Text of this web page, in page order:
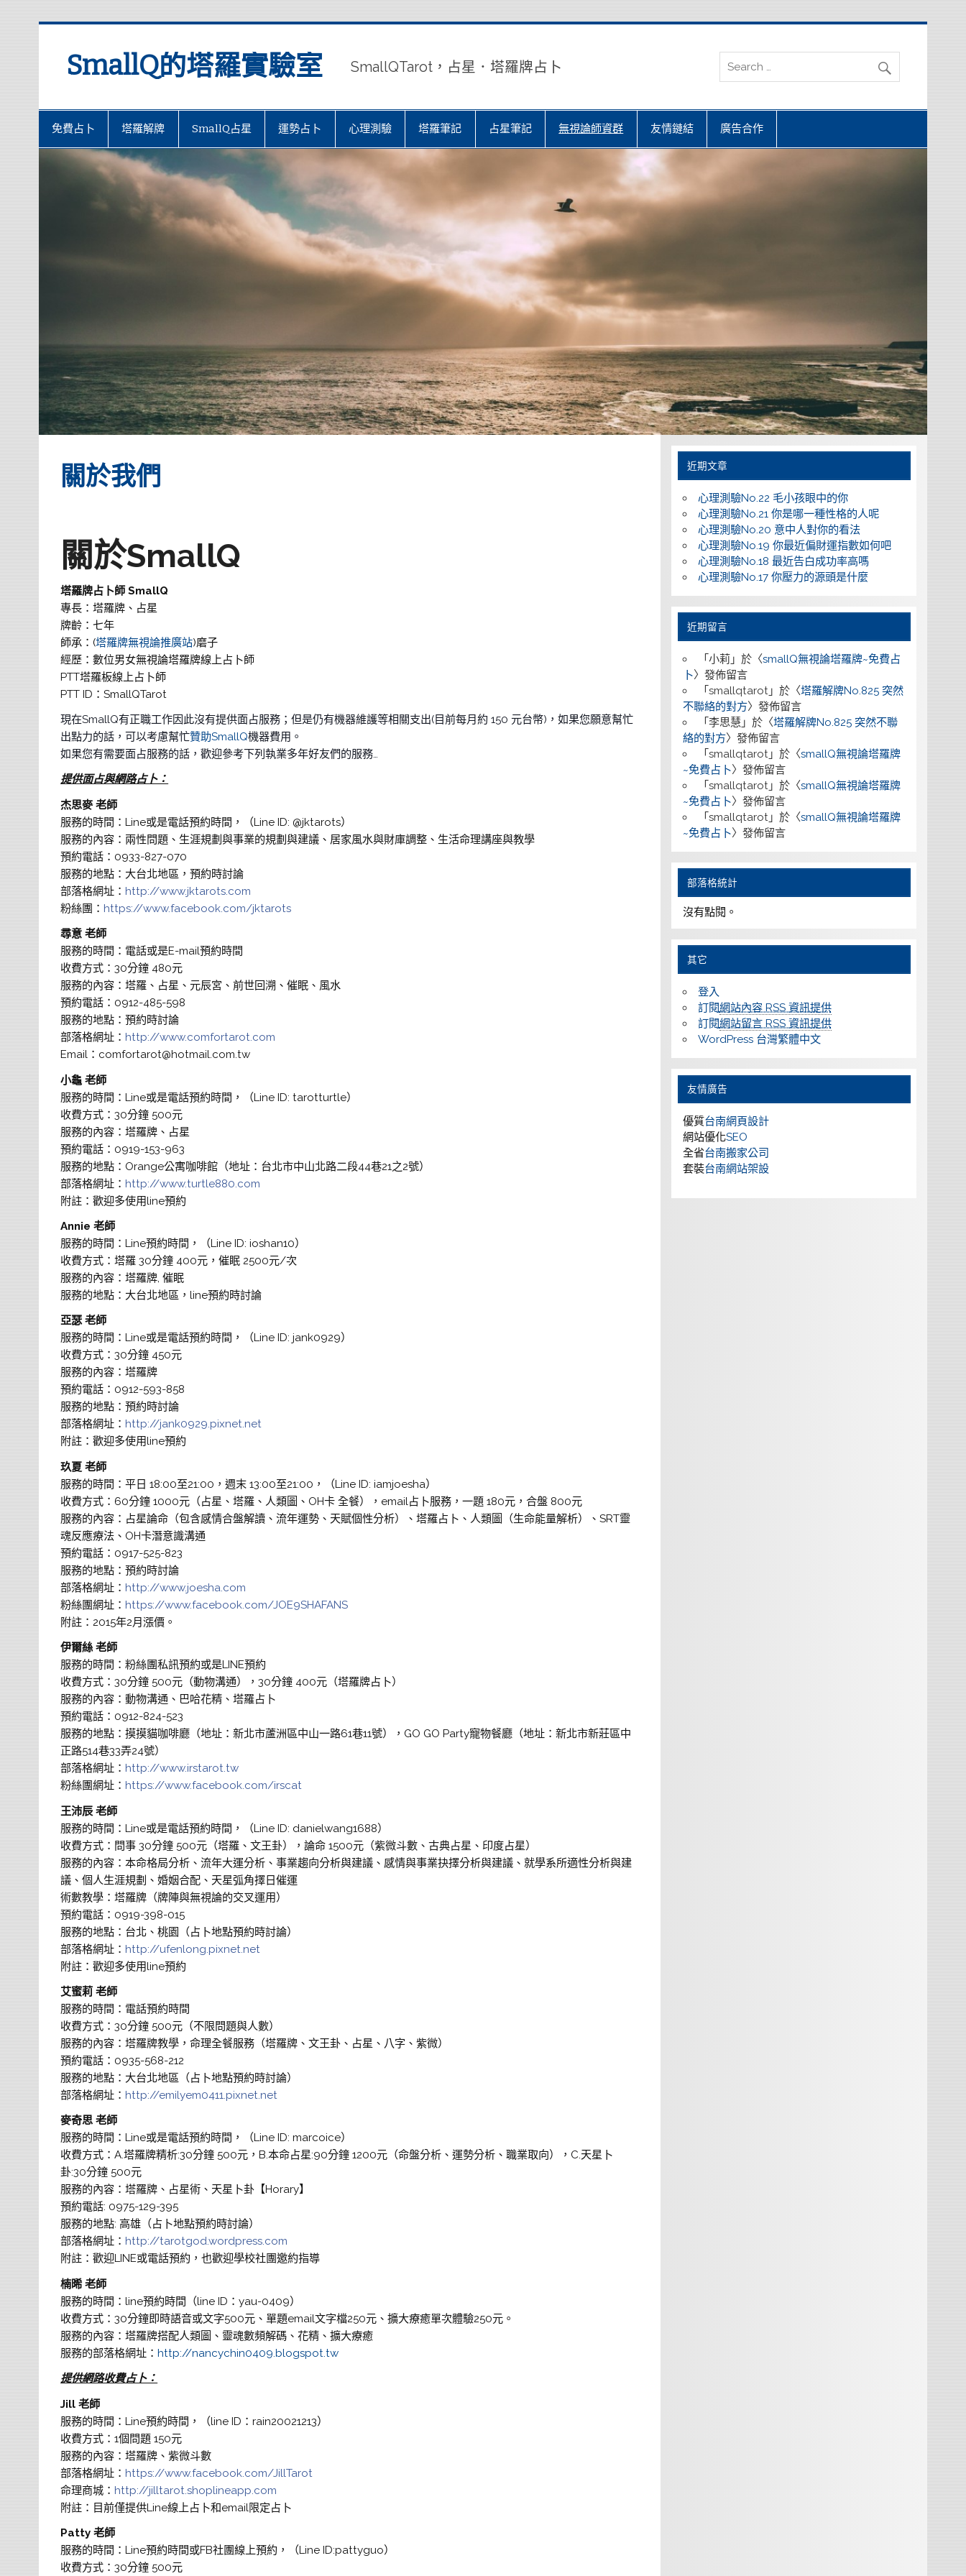
SmallQ的塔羅實驗室 SmallQTarot，占星．塔羅牌占卜
免費占卜 塔羅解牌 SmallQ占星 運勢占卜 心理測驗 塔羅筆記 占星筆記 無視論師資群 友情鏈結 廣告合作
關於我們
關於SmallQ
塔羅牌占卜師 SmallQ
專長：塔羅牌、占星
牌齡：七年
師承：(塔羅牌無視論推廣站)磨子
經歷：數位男女無視論塔羅牌線上占卜師
PTT塔羅板線上占卜師
PTT ID：SmallQTarot
現在SmallQ有正職工作因此沒有提供面占服務；但是仍有機器維護等相關支出(目前每月約 150 元台幣)，如果您願意幫忙
出點力的話，可以考慮幫忙贊助SmallQ機器費用。
如果您有需要面占服務的話，歡迎參考下列執業多年好友們的服務…
提供面占與網路占卜：
杰思麥 老師
服務的時間：Line或是電話預約時間，（Line ID: @jktarots）
服務的內容：兩性問題、生涯規劃與事業的規劃與建議、居家風水與財庫調整、生活命理講座與教學
預約電話：0933-827-070
服務的地點：大台北地區，預約時討論
部落格網址： http://www.jktarots.com
粉絲團： https://www.facebook.com/jktarots
尋意 老師
服務的時間：電話或是E-mail預約時間
收費方式：30分鐘 480元
服務的內容：塔羅、占星、元辰宮、前世回溯、催眠、風水
預約電話：0912-485-598
服務的地點：預約時討論
部落格網址： http://www.comfortarot.com
Email：comfortarot@hotmail.com.tw
小龜 老師
服務的時間：Line或是電話預約時間，（Line ID: tarotturtle）
收費方式：30分鐘 500元
服務的內容：塔羅牌、占星
預約電話：0919-153-963
服務的地點：Orange公寓咖啡館（地址：台北市中山北路二段44巷21之2號）
部落格網址： http://www.turtle880.com
附註：歡迎多使用line預約
Annie 老師
服務的時間：Line預約時間，（Line ID: ioshan10）
收費方式：塔羅 30分鐘 400元，催眠 2500元/次
服務的內容：塔羅牌, 催眠
服務的地點：大台北地區，line預約時討論
亞瑟 老師
服務的時間：Line或是電話預約時間，（Line ID: jank0929）
收費方式：30分鐘 450元
服務的內容：塔羅牌
預約電話：0912-593-858
服務的地點：預約時討論
部落格網址： http://jank0929.pixnet.net
附註：歡迎多使用line預約
玖夏 老師
服務的時間：平日 18:00至21:00，週末 13:00至21:00，（Line ID: iamjoesha）
收費方式：60分鐘 1000元（占星、塔羅、人類圖、OH卡 全餐），email占卜服務，一題 180元，合盤 800元
服務的內容：占星論命（包含感情合盤解讀、流年運勢、天賦個性分析）、塔羅占卜、人類圖（生命能量解析）、SRT靈
魂反應療法、OH卡潛意識溝通
預約電話：0917-525-823
服務的地點：預約時討論
部落格網址： http://www.joesha.com
粉絲團網址： https://www.facebook.com/JOE9SHAFANS
附註：2015年2月漲價。
伊爾絲 老師
服務的時間：粉絲團私訊預約或是LINE預約
收費方式：30分鐘 500元（動物溝通），30分鐘 400元（塔羅牌占卜）
服務的內容：動物溝通、巴哈花精、塔羅占卜
預約電話：0912-824-523
服務的地點：摸摸貓咖啡廳（地址：新北市蘆洲區中山一路61巷11號），GO GO Party寵物餐廳（地址：新北市新莊區中
正路514巷33弄24號）
部落格網址： http://www.irstarot.tw
粉絲團網址： https://www.facebook.com/irscat
王沛辰 老師
服務的時間：Line或是電話預約時間，（Line ID: danielwang1688）
收費方式：問事 30分鐘 500元（塔羅、文王卦），論命 1500元（紫微斗數、古典占星、印度占星）
服務的內容：本命格局分析、流年大運分析、事業趨向分析與建議、感情與事業抉擇分析與建議、就學系所適性分析與建
議、個人生涯規劃、婚姻合配、天星弧角擇日催運
術數教學：塔羅牌（牌陣與無視論的交叉運用）
預約電話：0919-398-015
服務的地點：台北、桃園（占卜地點預約時討論）
部落格網址： http://ufenlong.pixnet.net
附註：歡迎多使用line預約
艾蜜莉 老師
服務的時間：電話預約時間
收費方式：30分鐘 500元（不限問題與人數）
服務的內容：塔羅牌教學，命理全餐服務（塔羅牌、文王卦、占星、八字、紫微）
預約電話：0935-568-212
服務的地點：大台北地區（占卜地點預約時討論）
部落格網址： http://emilyem0411.pixnet.net
麥奇思 老師
服務的時間：Line或是電話預約時間，（Line ID: marcoice）
收費方式：A.塔羅牌精析:30分鐘 500元，B.本命占星:90分鐘 1200元（命盤分析、運勢分析、職業取向），C.天星卜
卦:30分鐘 500元
服務的內容：塔羅牌、占星術、天星卜卦【Horary】
預約電話: 0975-129-395
服務的地點: 高雄（占卜地點預約時討論）
部落格網址： http://tarotgod.wordpress.com
附註：歡迎LINE或電話預約，也歡迎學校社團邀約指導
楠晞 老師
服務的時間：line預約時間（line ID：yau-0409）
收費方式：30分鐘即時語音或文字500元、單題email文字檔250元、擴大療癒單次體驗250元。
服務的內容：塔羅牌搭配人類圖、靈魂數頻解碼、花精、擴大療癒
服務的部落格網址：http://nancychin0409.blogspot.tw
提供網路收費占卜：
Jill 老師
服務的時間：Line預約時間，（line ID：rain20021213）
收費方式：1個問題 150元
服務的內容：塔羅牌、紫微斗數
部落格網址： https://www.facebook.com/JillTarot
命理商城： http://jilltarot.shoplineapp.com
附註：目前僅提供Line線上占卜和email限定占卜
Patty 老師
服務的時間：Line預約時間或FB社團線上預約，（Line ID:pattyguo）
收費方式：30分鐘 500元
近期文章
心理測驗No.22 毛小孩眼中的你
心理測驗No.21 你是哪一種性格的人呢
心理測驗No.20 意中人對你的看法
心理測驗No.19 你最近偏財運指數如何吧
心理測驗No.18 最近告白成功率高嗎
心理測驗No.17 你壓力的源頭是什麼
近期留言
「 小莉」於〈smallQ無視論塔羅牌~免費占
卜〉發佈留言
「 smallqtarot」於〈塔羅解牌No.825 突然
不聯絡的對方〉發佈留言
「 李思慧」於〈塔羅解牌No.825 突然不聯
絡的對方〉發佈留言
「 smallqtarot」於〈smallQ無視論塔羅牌
~免費占卜〉發佈留言
「 smallqtarot」於〈smallQ無視論塔羅牌
~免費占卜〉發佈留言
「 smallqtarot」於〈smallQ無視論塔羅牌
~免費占卜〉發佈留言
部落格統計
沒有點閱。
其它
登入
訂閱網站內容 RSS 資訊提供
訂閱網站留言 RSS 資訊提供
WordPress 台灣繁體中文
友情廣告
優質台南網頁設計
網站優化SEO
全省台南搬家公司
套裝台南網站架設